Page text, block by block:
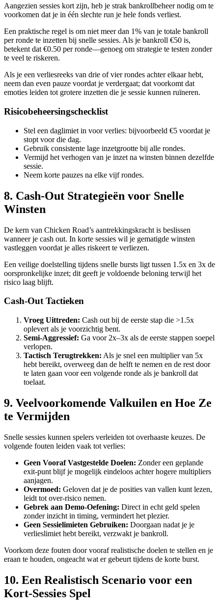
Aangezien sessies kort zijn, heb je strak bankrollbeheer nodig om te
voorkomen dat je in één slechte run je hele fonds verliest.
Een praktische regel is om niet meer dan 1% van je totale bankroll
per ronde te inzetten bij snelle sessies. Als je bankroll €50 is,
betekent dat €0.50 per ronde—genoeg om strategie te testen zonder
te veel te riskeren.
Als je een verliesreeks van drie of vier rondes achter elkaar hebt,
neem dan even pauze voordat je verdergaat; dat voorkomt dat
emoties leiden tot grotere inzetten die je sessie kunnen ruïneren.
Risicobeheersingschecklist
Stel een daglimiet in voor verlies: bijvoorbeeld €5 voordat je
stopt voor die dag.
Gebruik consistente lage inzetgrootte bij alle rondes.
Vermijd het verhogen van je inzet na winsten binnen dezelfde
sessie.
Neem korte pauzes na elke vijf rondes.
8. Cash‑Out Strategieën voor Snelle
Winsten
De kern van Chicken Road’s aantrekkingskracht is beslissen
wanneer je cash out. In korte sessies wil je gematigde winsten
vastleggen voordat je alles riskeert te verliezen.
Een veilige doelstelling tijdens snelle bursts ligt tussen 1.5x en 3x de
oorspronkelijke inzet; dit geeft je voldoende beloning terwijl het
risico laag blijft.
Cash‑Out Tactieken
Vroeg Uittreden: Cash out bij de eerste stap die >1.5x
oplevert als je voorzichtig bent.
Semi‑Aggressief: Ga voor 2x–3x als de eerste stappen soepel
verlopen.
Tactisch Terugtrekken: Als je snel een multiplier van 5x
hebt bereikt, overweeg dan de helft te nemen en de rest door
te laten gaan voor een volgende ronde als je bankroll dat
toelaat.
9. Veelvoorkomende Valkuilen en Hoe Ze
te Vermijden
Snelle sessies kunnen spelers verleiden tot overhaaste keuzes. De
volgende fouten leiden vaak tot verlies:
Geen Vooraf Vastgestelde Doelen: Zonder een geplande
exit‑punt blijf je mogelijk eindeloos achter hogere multipliers
aanjagen.
Overmoed: Geloven dat je de posities van vallen kunt lezen,
leidt tot over‑risico nemen.
Gebrek aan Demo‑Oefening: Direct in echt geld spelen
zonder inzicht in timing, vermindert het plezier.
Geen Sessielimieten Gebruiken: Doorgaan nadat je je
verlieslimiet hebt bereikt, verzwakt je bankroll.
Voorkom deze fouten door vooraf realistische doelen te stellen en je
eraan te houden, ongeacht wat er gebeurt tijdens de korte burst.
10. Een Realistisch Scenario voor een
Kort‑Sessies Spel